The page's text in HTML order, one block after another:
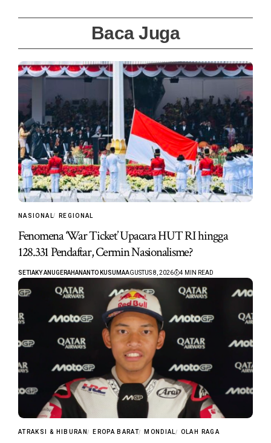
Baca Juga
NASIONAL REGIONAL
Fenomena ‘War Ticket’ Upacara HUT RI hingga
128.331 Pendaftar, Cermin Nasionalisme?
SETIAKY ANUGERAHANANTO KUSUMAAGUSTUS 8, 2026 4 MIN READ
ATRAKSI & HIBURAN EROPA BARAT MONDIAL OLAH RAGA